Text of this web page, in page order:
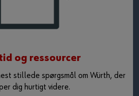
og ressourcer
stillede spørgsmål om Würth, der
dig hurtigt videre.